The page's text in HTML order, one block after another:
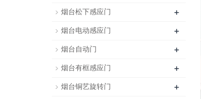
烟台松下感应门 +
烟台电动感应门 +
烟台自动门 +
烟台有框感应门 +
烟台铜艺旋转门 +